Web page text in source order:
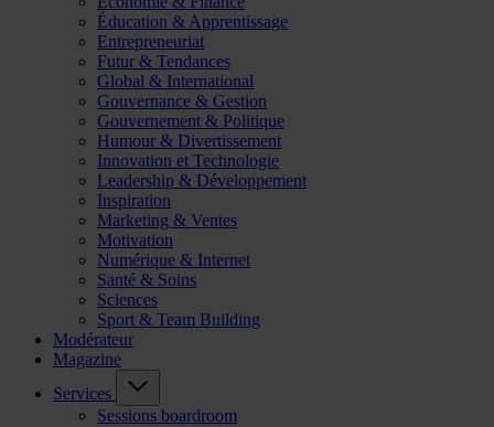
Éducation & Apprentissage
Entrepreneuriat
Futur & Tendances
Global & International
Gouvernance & Gestion
Gouvernement & Politique
Humour & Divertissement
Innovation et Technologie
Leadership & Développement
Inspiration
Marketing & Ventes
Motivation
Numérique & Internet
Santé & Soins
Sciences
Sport & Team Building
Modérateur
Magazine
Services
Sessions boardroom